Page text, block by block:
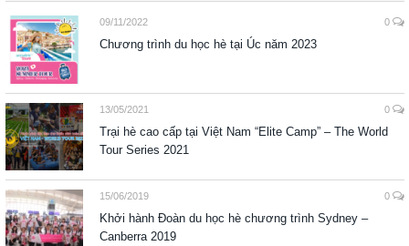
09/11/2022 0
Chương trình du học hè tại Úc năm 2023
13/05/2021 0
Trại hè cao cấp tại Việt Nam “Elite Camp” – The World
Tour Series 2021
15/06/2019 0
Khởi hành Đoàn du học hè chương trình Sydney –
Canberra 2019